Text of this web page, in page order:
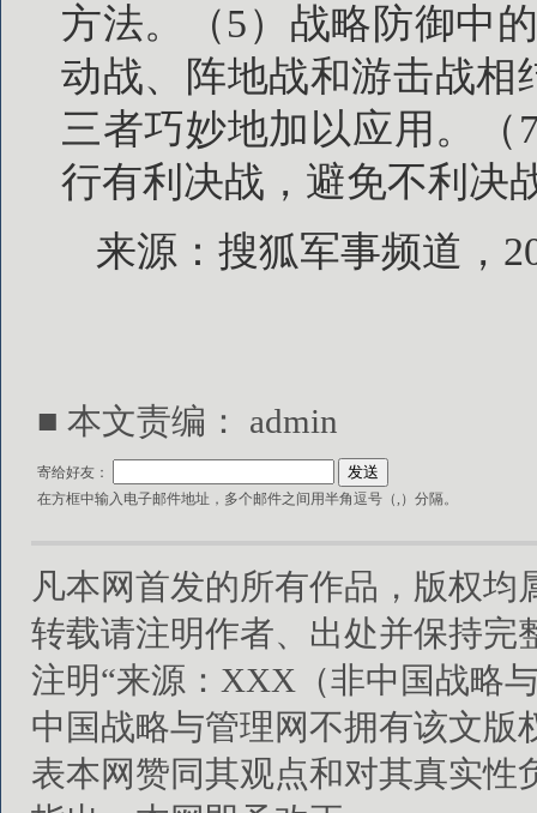
方法。（5）战略防御中
动战、阵地战和游击战相
三者巧妙地加以应用。（
行有利决战，避免不利决
来源：搜狐军事频道，
■ 本文责编： admin
寄给好友：
在方框中输入电子邮件地址，多个邮件之间用半角逗号（,）分隔。
凡本网首发的所有作品，版权
转载请注明作者、出处并保持完
注明“来源：XXX（非中国战略
中国战略与管理网不拥有该文
表本网赞同其观点和对其真实